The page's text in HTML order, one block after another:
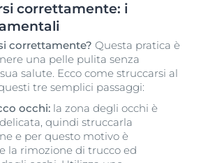
correttamente: i
correttamente? Questa pratica è
una pelle pulita senza
salute. Ecco come struccarsi al
tre semplici passaggi:
occhi: la zona degli occhi è
quindi struccarla
e per questo motivo è
la rimozione di trucco ed